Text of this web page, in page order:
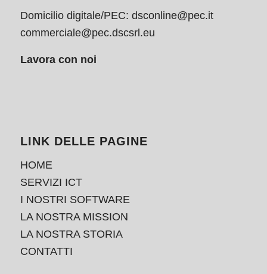
Domicilio digitale/PEC: dsconline@pec.it
commerciale@pec.dscsrl.eu
Lavora con noi
LINK DELLE PAGINE
HOME
SERVIZI ICT
I NOSTRI SOFTWARE
LA NOSTRA MISSION
LA NOSTRA STORIA
CONTATTI